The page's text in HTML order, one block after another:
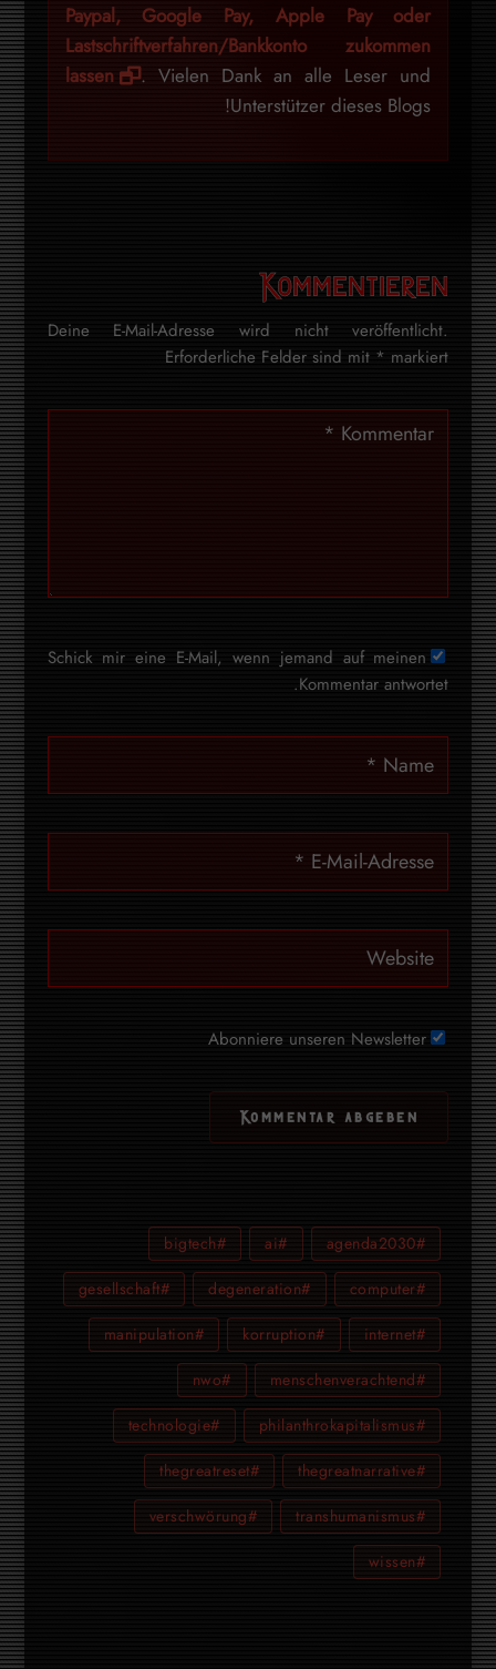
Paypal, Google Pay, Apple Pay oder
Lastschriftverfahren/Bankkonto zukommen
lassen
. Vielen Dank an alle Leser und
Unterstützer dieses Blogs!
Kommentieren
Deine E-Mail-Adresse wird nicht veröffentlicht.
Erforderliche Felder sind mit * markiert
Schick mir eine E-Mail, wenn jemand auf meinen
Kommentar antwortet.
Abonniere unseren Newsletter
#agenda2030
#ai
#bigtech
#computer
#degeneration
#gesellschaft
#internet
#korruption
#manipulation
#menschenverachtend
#nwo
#philanthrokapitalismus
#technologie
#thegreatnarrative
#thegreatreset
#transhumanismus
#verschwörung
#wissen